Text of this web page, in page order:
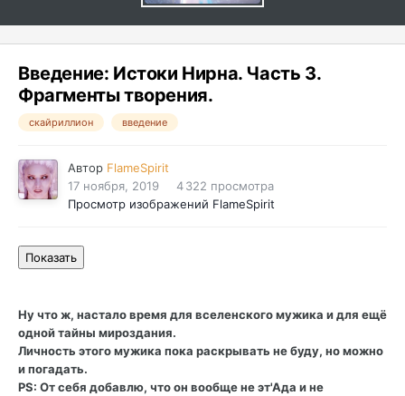
Введение: Истоки Нирна. Часть 3.
Фрагменты творения.
скайриллион введение
Автор FlameSpirit
17 ноября, 2019
4 322 просмотра
Просмотр изображений FlameSpirit
Ну что ж, настало время для вселенского мужика и для ещё
одной тайны мироздания.
Личность этого мужика пока раскрывать не буду, но можно
и погадать.
PS: От себя добавлю, что он вообще не эт'Ада и не